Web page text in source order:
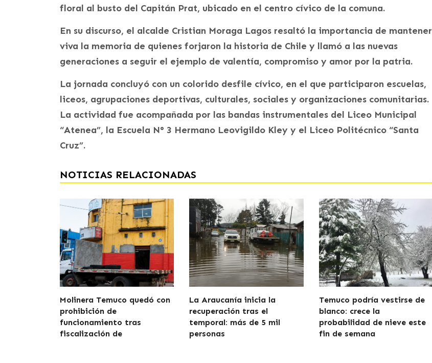
floral al busto del Capitán Prat, ubicado en el centro cívico de la comuna.
En su discurso, el alcalde Cristian Moraga Lagos resaltó la importancia de mantener
viva la memoria de quienes forjaron la historia de Chile y llamó a las nuevas
generaciones a seguir el ejemplo de valentía, compromiso y amor por la patria.
La jornada concluyó con un colorido desfile cívico, en el que participaron escuelas,
liceos, agrupaciones deportivas, culturales, sociales y organizaciones comunitarias.
La actividad fue acompañada por las bandas instrumentales del Liceo Municipal
“Atenea”, la Escuela N° 3 Hermano Leovigildo Kley y el Liceo Politécnico “Santa
Cruz”.
NOTICIAS RELACIONADAS
Molinera Temuco quedó con
prohibición de
funcionamiento tras
fiscalización de
La Araucanía inicia la
recuperación tras el
temporal: más de 5 mil
personas
Temuco podría vestirse de
blanco: crece la
probabilidad de nieve este
fin de semana